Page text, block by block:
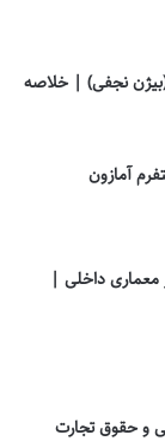
نجفی) | خلاصه
آمازون
معماری داخلی |
و حقوق تجارت